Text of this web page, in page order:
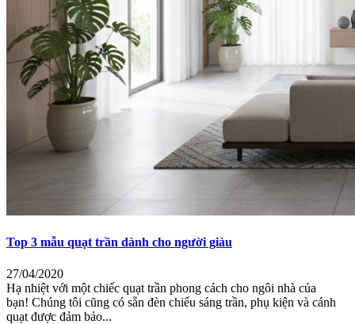
Top 3 mẫu quạt trần dành cho người giàu
27/04/2020
Hạ nhiệt với một chiếc quạt trần phong cách cho ngôi nhà của
bạn! Chúng tôi cũng có sẵn đèn chiếu sáng trần, phụ kiện và cánh
quạt được đảm bảo...